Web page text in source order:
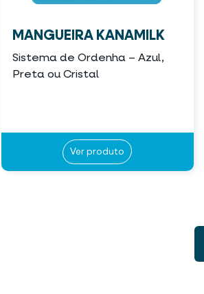
MANGUEIRA KANAMILK
Sistema de Ordenha – Azul,
Preta ou Cristal
Ver produto